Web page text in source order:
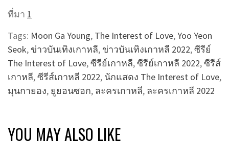
ที่มา 1
Tags: Moon Ga Young, The Interest of Love,Yoo Yeon
Seok, ข่าวบันเทิงเกาหลี, ข่าวบันเทิงเกาหลี 2022,ซีรีย์
The Interest of Love,ซีรีย์เกาหลี,ซีรีย์เกาหลี 2022,ซีรีส์
เกาหลี,ซีรีส์เกาหลี 2022, นักแสดง The Interest of Love,
มุนกายอง, ยูยอนซอก, ละครเกาหลี, ละครเกาหลี 2022
YOU MAY ALSO LIKE